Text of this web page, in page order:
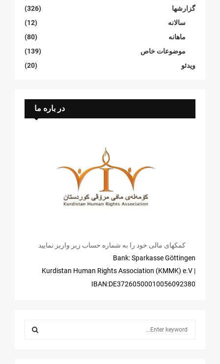
گزارشها
(326)
سالانە
(12)
ماهانە
(80)
موضوعات خاص
(139)
ویدئو
(20)
در باره ما
کمکهای مالی خود را به شماره حساب زیر واریز نمایید
Bank: Sparkasse Göttingen
| Kurdistan Human Rights Association (KMMK) e.V
IBAN:DE37260500010056092380